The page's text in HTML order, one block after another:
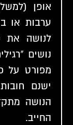
אופן
ערבות או
לנושה את
נושים
מפורט על
ישנם
הנושה
החייב.